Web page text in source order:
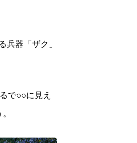
兵器「ザク」
で○○に見え